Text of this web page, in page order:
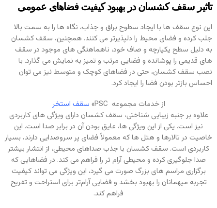
تاثیر سقف کشسان در بهبود کیفیت فضاهای عمومی
این نوع سقف‌ ها با ایجاد سطوح براق و جذاب، نگاه‌ ها را به سمت بالا
جلب کرده و فضای محیط را دلپذیرتر می‌ کنند. همچنین، سقف کشسان
به دلیل سطح یکپارچه و صاف خود، ناهماهنگی‌ های موجود در سقف‌
های قدیمی را پوشانده و فضایی مرتب و تمیز به نمایش می‌ گذارد. با
نصب سقف کشسان، حتی در فضاهای کوچک و متوسط نیز می‌ توان
احساس بازتر بودن فضا را ایجاد کرد.
از خدمات مجموعه PSC»
سقف استخر
علاوه بر جنبه زیبایی‌ شناختی، سقف کشسان دارای ویژگی‌ های کاربردی
نیز است. یکی از این ویژگی‌ ها، عایق بودن آن در برابر صدا است. این
خاصیت در تالارها و هتل‌ ها که معمولاً فضای پر سروصدایی دارند، بسیار
کاربردی است. سقف کشسان با جذب صداهای محیطی، از انتشار بیشتر
صدا جلوگیری کرده و محیطی آرام‌ تر را فراهم می‌ کند. در فضاهایی که
برگزاری مراسم‌ های بزرگ صورت می‌ گیرد، این ویژگی می‌ تواند کیفیت
تجربه میهمانان را بهبود بخشد و فضایی آرام‌تر برای استراحت و تفریح
فراهم کند.